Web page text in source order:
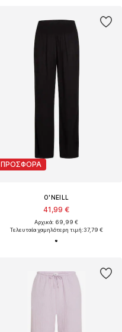
ΠΡΟΣΦΟΡΑ
O'NEILL
41,99 €
Αρχικά: 69,99 €
Τελευταία χαμηλότερη τιμή:37,79 €